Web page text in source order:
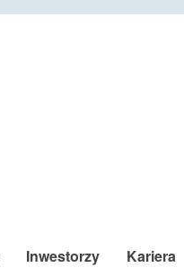
Inwestorzy Kariera